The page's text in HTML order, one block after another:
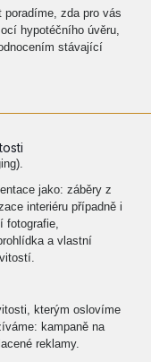
poradíme, zda pro vás
hypotéčního úvěru,
stávající
jako: záběry z
interiéru případně i
fotografie,
a vlastní
kterým oslovíme
kampaně na
reklamy.